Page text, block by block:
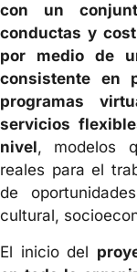
con un
conductas y
por medio de
consistente en
programas
servicios
nivel, modelos
reales para el
de
cultural,
El inicio del